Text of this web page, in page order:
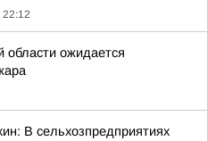
22:12
области ожидается
В сельхозпредприятиях